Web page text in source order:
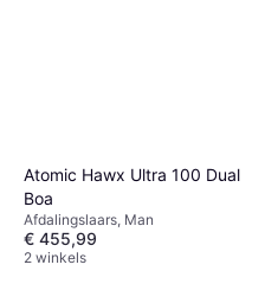
Atomic Hawx Ultra 100 Dual
Boa
Afdalingslaars, Man
€ 455,99
2 winkels